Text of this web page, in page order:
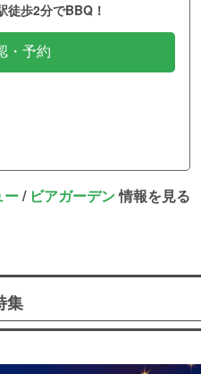
徒歩2分でBBQ！
・予約
ー/ ビアガーデン情報を見る
集